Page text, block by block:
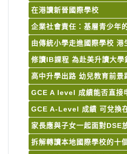
在港讀新晉國際學校
企業社會責任：基層青少年
由傳統小學走進國際學校 港
修讀IB課程 為赴美升讀大學
高中升學出路 幼兒教育前景
GCE A level 成績能否直接
GCE A-Level 成績 可兌換
家長應與子女一起面對DSE
拆解轉讀本地國際學校的十